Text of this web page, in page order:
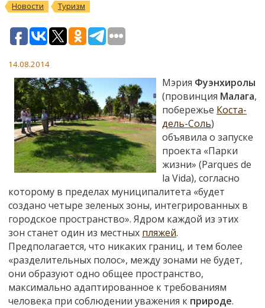
Новости Туризм
14.08.2014
Мэрия Фуэнхиролы
(провинция Малага,
побережье Коста-
дель-Соль)
объявила о запуске
проекта «Парки
жизни» (Parques de
la Vida), согласно
которому в пределах муниципалитета «будет
создано четыре зеленых зоны, интегрированных в
городское пространство». Ядром каждой из этих
зон станет один из местных пляжей.
Предполагается, что никаких границ, и тем более
«разделительных полос», между зонами не будет,
они образуют одно общее пространство,
максимально адаптированное к требованиям
человека при соблюдении уважения к природе.